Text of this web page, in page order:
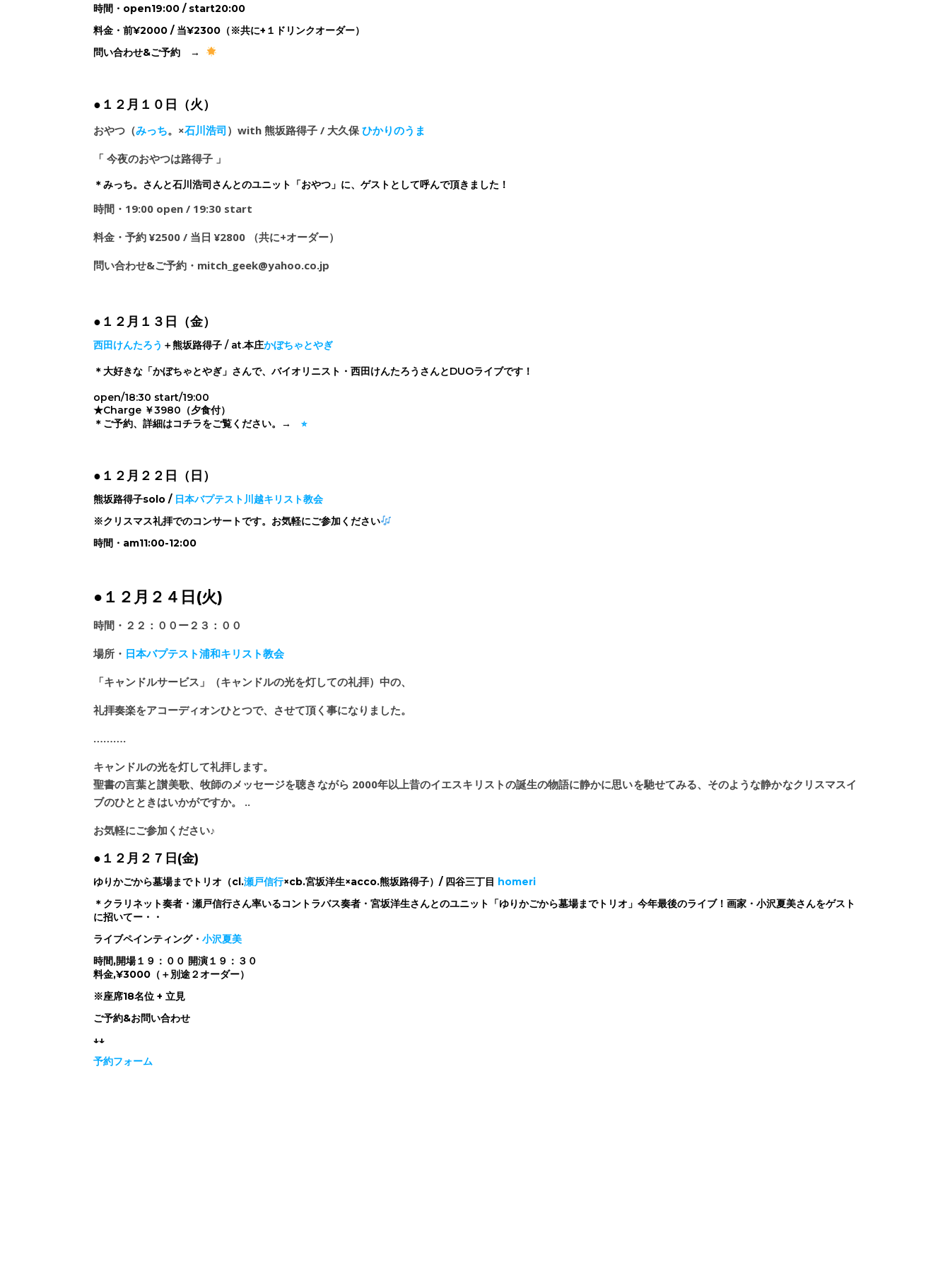
時間・open19:00 / start20:00
料金・前¥2000 / 当¥2300（※共に+１ドリンクオーダー）
問い合わせ&ご予約 →
●１２月１０日（火）
おやつ（みっち。×石川浩司 ）with 熊坂路得子 / 大久保ひかりのうま
「 今夜のおやつは路得子 」
＊みっち。さんと石川浩司さんとのユニット「おやつ」に、ゲストとして呼んで頂きました！
時間・19:00 open / 19:30 start
料金・予約 ¥2500 / 当日 ¥2800 （共に+オーダー）
問い合わせ&ご予約・mitch_geek@yahoo.co.jp
●１２月１３日（金）
西田けんたろう ＋熊坂路得子 / at.本庄かぼちゃとやぎ
＊大好きな「かぼちゃとやぎ」さんで、バイオリニスト・西田けんたろうさんとDUOライブです！
open/18:30 start/19:00
★Charge ￥3980（夕食付）
＊ご予約、詳細はコチラをご覧ください。→ ⭐︎
●１２月２２日（日）
熊坂路得子solo / 日本バプテスト川越キリスト教会
※クリスマス礼拝でのコンサートです。お気軽にご参加ください
時間・am11:00-12:00
●１２月２４日(火)
時間・２２：００ー２３：００
場所・ 日本バプテスト浦和キリスト教会
「キャンドルサービス」（キャンドルの光を灯しての礼拝）中の、
礼拝奏楽をアコーディオンひとつで、させて頂く事になりました。
……….
キャンドルの光を灯して礼拝します。
聖書の言葉と讃美歌、牧師のメッセージを聴きながら 2000年以上昔のイエスキリストの誕生の物語に静かに思いを馳せてみる、そのような静かなクリスマスイ
ブのひとときはいかがですか。 ..
お気軽にご参加ください♪
●１２月２７日(金)
ゆりかごから墓場までトリオ（cl.瀬戸信行×cb.宮坂洋生×acco.熊坂路得子）/ 四谷三丁目 homeri
＊クラリネット奏者・瀬戸信行さん率いるコントラバス奏者・宮坂洋生さんとのユニット「ゆりかごから墓場までトリオ」今年最後のライブ！ 画家・小沢夏美さんをゲスト
に招いてー・・
ライブペインティング・ 小沢夏美
時間,開場１９：００ 開演１９：３０
料金,¥3000（＋別途２オーダー）
※座席18名位 + 立見
ご予約&お問い合わせ
↓↓
予約フォーム